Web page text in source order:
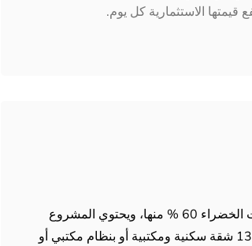
الاستثمارية كل يوم.
يقف المشروع على مساحة واسعة تٌشكّل المروج والمساحات الخضراء 60 % منها، ويحتوي المشروع
على برج واحد مقاوم للزلازل بارتفاع 16 طابق ومكون من 130 شقة سكنية ومكتبية أو بنظام مكتبي أو